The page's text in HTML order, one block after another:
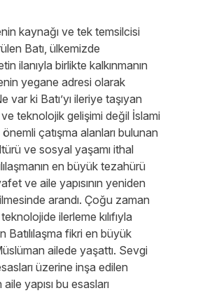
kaynağı ve tek temsilcisi
Batı, ülkemizde
ilanıyla birlikte kalkınmanın
yegane adresi olarak
var ki Batı’yı ileriye taşıyan
teknolojik gelişimi değil İslami
çatışma alanları bulunan
ve sosyal yaşamı ithal
en büyük tezahürü
ve aile yapısının yeniden
arandı. Çoğu zaman
ilerleme kılıfıyla
Batılılaşma fikri en büyük
ailede yaşattı. Sevgi
üzerine inşa edilen
yapısı bu esasları